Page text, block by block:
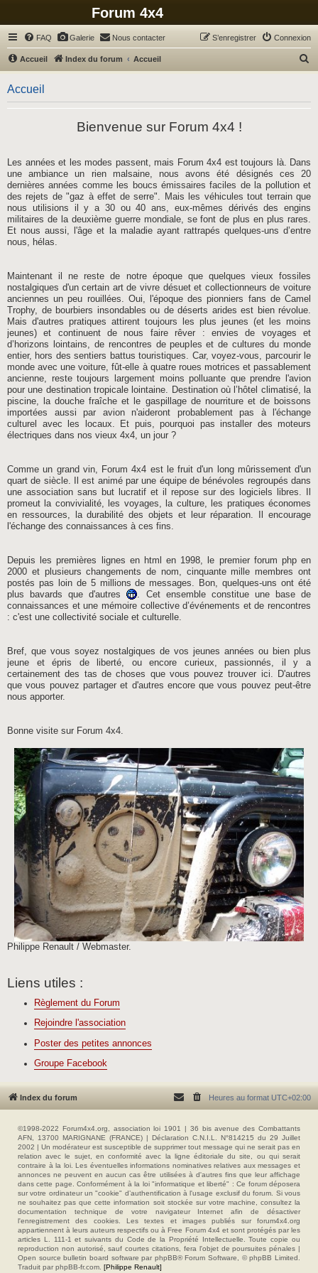
Forum 4x4
FAQ Galerie Nous contacter Connexion
S’enregistrer
Accueil Index du forum Accueil
h
h
e
Accueil
Bienvenue sur Forum 4x4 !
Les années et les modes passent, mais Forum 4x4 est toujours là. Dans
une ambiance un rien malsaine, nous avons été désignés ces 20
dernières années comme les boucs émissaires faciles de la pollution et
des rejets de "gaz à effet de serre". Mais les véhicules tout terrain que
nous utilisions il y a 30 ou 40 ans, eux-mêmes dérivés des engins
militaires de la deuxième guerre mondiale, se font de plus en plus rares.
Et nous aussi, l'âge et la maladie ayant rattrapés quelques-uns d’entre
nous, hélas.
Maintenant il ne reste de notre époque que quelques vieux fossiles
nostalgiques d'un certain art de vivre désuet et collectionneurs de voiture
anciennes un peu rouillées. Oui, l'époque des pionniers fans de Camel
Trophy, de bourbiers insondables ou de déserts arides est bien révolue.
Mais d'autres pratiques attirent toujours les plus jeunes (et les moins
jeunes) et continuent de nous faire rêver : envies de voyages et
d’horizons lointains, de rencontres de peuples et de cultures du monde
entier, hors des sentiers battus touristiques. Car, voyez-vous, parcourir le
monde avec une voiture, fût-elle à quatre roues motrices et passablement
ancienne, reste toujours largement moins polluante que prendre l'avion
pour une destination tropicale lointaine. Destination où l’hôtel climatisé, la
piscine, la douche fraîche et le gaspillage de nourriture et de boissons
importées aussi par avion n'aideront probablement pas à l'échange
culturel avec les locaux. Et puis, pourquoi pas installer des moteurs
électriques dans nos vieux 4x4, un jour ?
Comme un grand vin, Forum 4x4 est le fruit d'un long mûrissement d'un
quart de siècle. Il est animé par une équipe de bénévoles regroupés dans
une association sans but lucratif et il repose sur des logiciels libres. Il
promeut la convivialité, les voyages, la culture, les pratiques économes
en ressources, la durabilité des objets et leur réparation. Il encourage
l'échange des connaissances à ces fins.
Depuis les premières lignes en html en 1998, le premier forum php en
2000 et plusieurs changements de nom, cinquante mille membres ont
postés pas loin de 5 millions de messages. Bon, quelques-uns ont été
plus bavards que d'autres
. Cet ensemble constitue une base de
connaissances et une mémoire collective d’événements et de rencontres
: c'est une collectivité sociale et culturelle.
Bref, que vous soyez nostalgiques de vos jeunes années ou bien plus
jeune et épris de liberté, ou encore curieux, passionnés, il y a
certainement des tas de choses que vous pouvez trouver ici. D'autres
que vous pouvez partager et d'autres encore que vous pouvez peut-être
nous apporter.
Bonne visite sur Forum 4x4.
Philippe Renault / Webmaster.
Liens utiles :
Règlement du Forum
Rejoindre l'association
Poster des petites annonces
Groupe Facebook
Index du forum Heures au format UTC+02:00
©1998-2022 Forum4x4.org, association loi 1901 | 36 bis avenue des Combattants
AFN, 13700 MARIGNANE (FRANCE) | Déclaration C.N.I.L. N°814215 du 29 Juillet
2002 | Un modérateur est susceptible de supprimer tout message qui ne serait pas en
relation avec le sujet, en conformité avec la ligne éditoriale du site, ou qui serait
contraire à la loi. Les éventuelles informations nominatives relatives aux messages et
annonces ne peuvent en aucun cas être utilisées à d'autres fins que leur affichage
dans cette page. Conformément à la loi "informatique et liberté" : Ce forum déposera
sur votre ordinateur un "cookie" d’authentification à l'usage exclusif du forum. Si vous
ne souhaitez pas que cette information soit stockée sur votre machine, consultez la
documentation technique de votre navigateur Internet afin de désactiver
l'enregistrement des cookies. Les textes et images publiés sur forum4x4.org
appartiennent à leurs auteurs respectifs ou à Free Forum 4x4 et sont protégés par les
articles L. 111-1 et suivants du Code de la Propriété Intellectuelle. Toute copie ou
reproduction non autorisé, sauf courtes citations, fera l'objet de poursuites pénales |
Open source bulletin board software par phpBB® Forum Software, © phpBB Limited.
Traduit par phpBB-fr.com. [Philippe Renault]